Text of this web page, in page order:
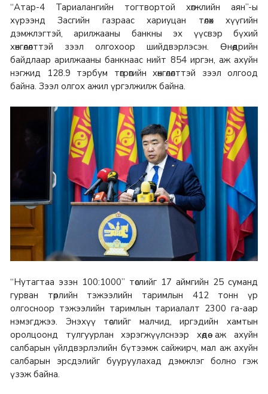
“Атар-4 Тариалангийн тогтвортой хөгжлийн аян”-ы
хүрээнд Засгийн газраас хариуцан төлөх хүүгийн
дэмжлэгтэй, арилжааны банкны эх үүсвэр бүхий
хөнгөлөлттэй зээл олгохоор шийдвэрлэсэн. Өнөөдрийн
байдлаар арилжааны банкнаас нийт 854 иргэн, аж ахуйн
нэгжид 128.9 тэрбум төгрөгийн хөнгөлөлттэй зээл олгоод
байна. Зээл олгох ажил үргэлжилж байна.
“Нутагтаа эзэн 100:1000” төслийг 17 аймгийн 25 суманд
гурван төрлийн тэжээлийн таримлын 412 тонн үр
олгосноор тэжээлийн таримлын тариалалт 2300 га-аар
нэмэгджээ. Энэхүү төслийг малчид, иргэдийн хамтын
оролцоонд тулгуурлан хэрэгжүүлснээр хөдөө аж ахуйн
салбарын үйлдвэрлэлийн бүтээмж сайжирч, мал аж ахуйн
салбарын эрсдэлийг бууруулахад дэмжлэг болно гэж
үзэж байна.